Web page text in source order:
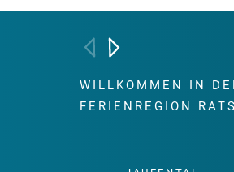
WILLKOMMEN IN
FERIENREGION